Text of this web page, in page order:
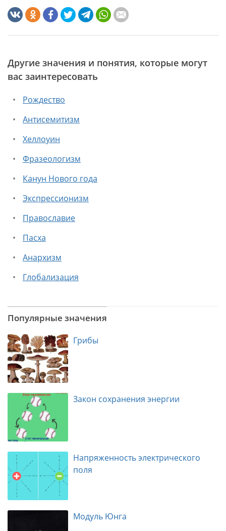
Другие значения и понятия, которые могут
вас заинтересовать
Рождество
Антисемитизм
Хеллоуин
Фразеологизм
Канун Нового года
Экспрессионизм
Православие
Пасха
Анархизм
Глобализация
Популярные значения
Грибы
Закон сохранения энергии
Напряженность электрического
поля
Модуль Юнга